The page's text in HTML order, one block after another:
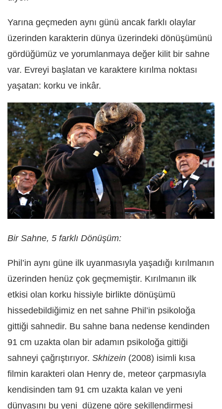
Yarına geçmeden aynı günü ancak farklı olaylar
üzerinden karakterin dünya üzerindeki dönüşümünü
gördüğümüz ve yorumlanmaya değer kilit bir sahne
var. Evreyi başlatan ve karaktere kırılma noktası
yaşatan: korku ve inkâr.
Bir Sahne, 5 farklı Dönüşüm:
Phil’in aynı güne ilk uyanmasıyla yaşadığı kırılmanın
üzerinden henüz çok geçmemiştir. Kırılmanın ilk
etkisi olan korku hissiyle birlikte dönüşümü
hissedebildiğimiz en net sahne Phil’in psikoloğa
gittiği sahnedir. Bu sahne bana nedense kendinden
91 cm uzakta olan bir adamın psikoloğa gittiği
sahneyi çağrıştırıyor. Skhizein (2008) isimli kısa
filmin karakteri olan Henry de, meteor çarpmasıyla
kendisinden tam 91 cm uzakta kalan ve yeni
dünyasını bu yeni düzene göre şekillendirmesi